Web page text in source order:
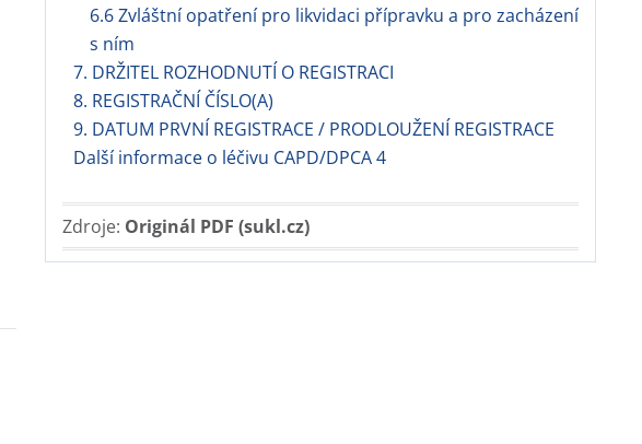
6.6 Zvláštní opatření pro likvidaci přípravku a pro zacházení
s ním
7. DRŽITEL ROZHODNUTÍ O REGISTRACI
8. REGISTRAČNÍ ČÍSLO(A)
9. DATUM PRVNÍ REGISTRACE / PRODLOUŽENÍ REGISTRACE
Další informace o léčivu CAPD/DPCA 4
Zdroje: Originál PDF (sukl.cz)